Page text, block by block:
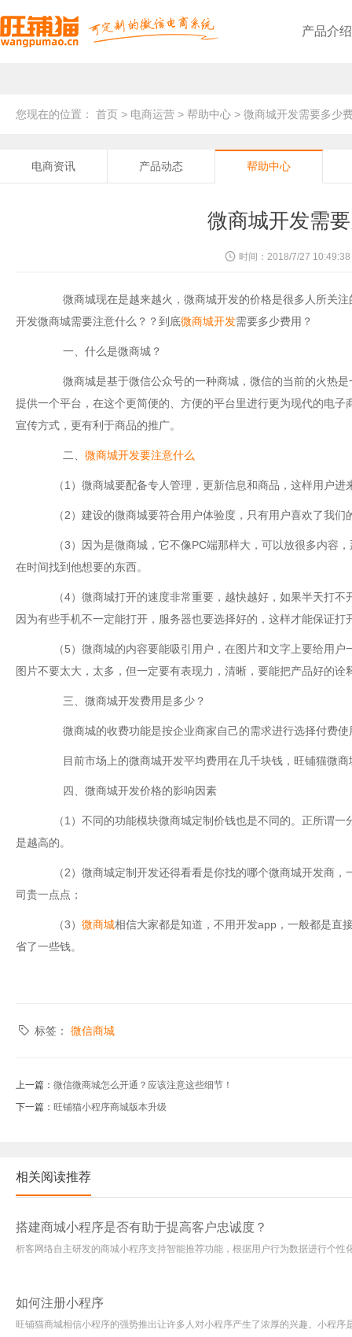
产品介绍
您现在的位置： 首页 > 电商运营 > 帮助中心 > 微商城开发需要多少
电商资讯 产品动态 帮助中心
微商城开发需
时间：2018/7/27 10:49:38
微商城现在是越来越火，微商城开发的价格是很多人所关注
开发微商城需要注意什么？？到底微商城开发需要多少费用？
一、什么是微商城？
微商城是基于微信公众号的一种商城，微信的当前的火热是
提供一个平台，在这个更简便的、方便的平台里进行更为现代的电
宣传方式，更有利于商品的推广。
二、 微商城开发要注意什么
（1）微商城要配备专人管理，更新信息和商品，这样用户进
（2）建设的微商城要符合用户体验度，只有用户喜欢了我们
（3）因为是微商城，它不像PC端那样大，可以放很多内容
在时间找到他想要的东西。
（4）微商城打开的速度非常重要，越快越好，如果半天打不
因为有些手机不一定能打开，服务器也要选择好的，这样才能保证打
（5）微商城的内容要能吸引用户，在图片和文字上要给用户
图片不要太大，太多，但一定要有表现力，清晰，要能把产品好的诠
三、微商城开发费用是多少？
微商城的收费功能是按企业商家自己的需求进行选择付费使
目前市场上的微商城开发平均费用在几千块钱，旺铺猫微商
四、微商城开发价格的影响因素
（1）不同的功能模块微商城定制价钱也是不同的。正所谓一
是越高的。
（2）微商城定制开发还得看看是你找的哪个微商城开发商，
司贵一点点；
（3） 微商城相信大家都是知道，不用开发app，一般都是直
省了一些钱。
标签： 微信商城
上一篇： 微信微商城怎么开通？应该注意这些细节！
下一篇： 旺铺猫小程序商城版本升级
相关阅读推荐
搭建商城小程序是否有助于提高客户忠诚度？
析客网络自主研发的商城小程序支持智能推荐功能，根据用户行为数据进行个性
如何注册小程序
旺铺猫商城相信小程序的强势推出让许多人对小程序产生了浓厚的兴趣。小程